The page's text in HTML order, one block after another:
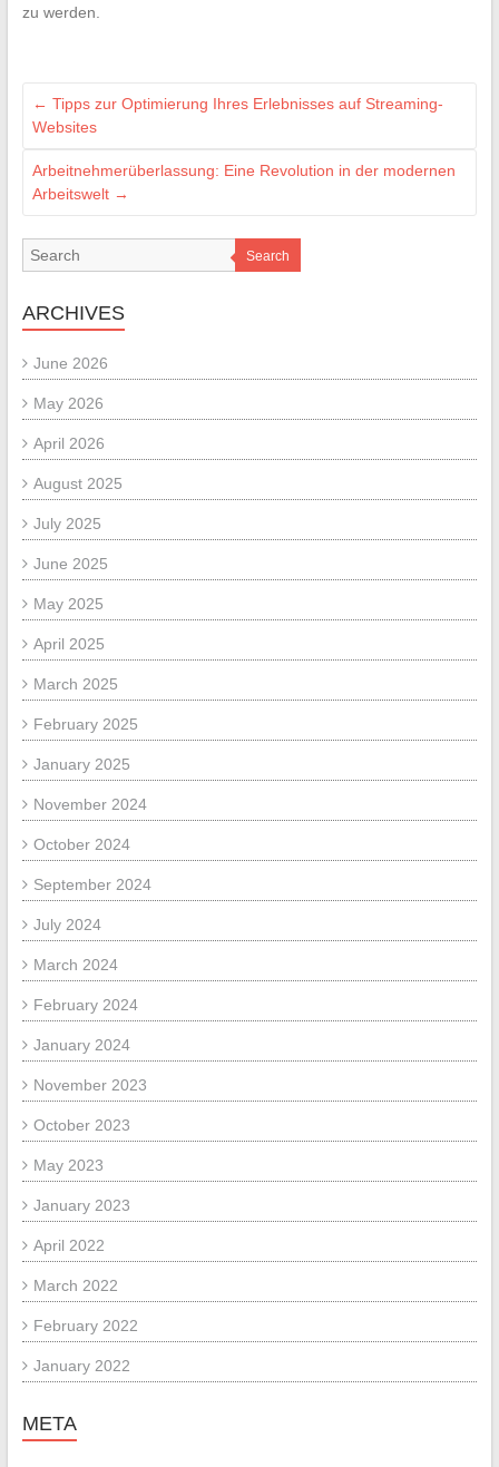
zu werden.
← Tipps zur Optimierung Ihres Erlebnisses auf Streaming-
Websites
Arbeitnehmerüberlassung: Eine Revolution in der modernen
Arbeitswelt →
Search
ARCHIVES
June 2026
May 2026
April 2026
August 2025
July 2025
June 2025
May 2025
April 2025
March 2025
February 2025
January 2025
November 2024
October 2024
September 2024
July 2024
March 2024
February 2024
January 2024
November 2023
October 2023
May 2023
January 2023
April 2022
March 2022
February 2022
January 2022
META